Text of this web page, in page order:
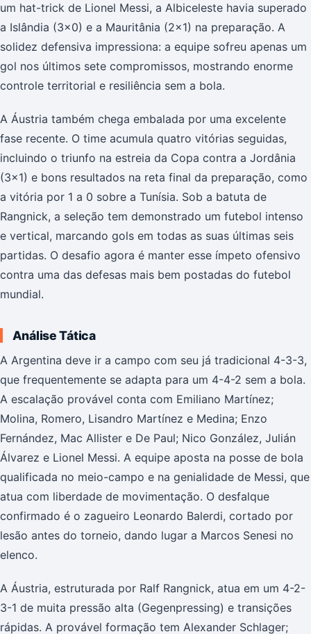
um hat-trick de Lionel Messi, a Albiceleste havia superado
a Islândia (3x0) e a Mauritânia (2x1) na preparação. A
solidez defensiva impressiona: a equipe sofreu apenas um
gol nos últimos sete compromissos, mostrando enorme
controle territorial e resiliência sem a bola.
A Áustria também chega embalada por uma excelente
fase recente. O time acumula quatro vitórias seguidas,
incluindo o triunfo na estreia da Copa contra a Jordânia
(3x1) e bons resultados na reta final da preparação, como
a vitória por 1 a 0 sobre a Tunísia. Sob a batuta de
Rangnick, a seleção tem demonstrado um futebol intenso
e vertical, marcando gols em todas as suas últimas seis
partidas. O desafio agora é manter esse ímpeto ofensivo
contra uma das defesas mais bem postadas do futebol
mundial.
Análise Tática
A Argentina deve ir a campo com seu já tradicional 4-3-3,
que frequentemente se adapta para um 4-4-2 sem a bola.
A escalação provável conta com Emiliano Martínez;
Molina, Romero, Lisandro Martínez e Medina; Enzo
Fernández, Mac Allister e De Paul; Nico González, Julián
Álvarez e Lionel Messi. A equipe aposta na posse de bola
qualificada no meio-campo e na genialidade de Messi, que
atua com liberdade de movimentação. O desfalque
confirmado é o zagueiro Leonardo Balerdi, cortado por
lesão antes do torneio, dando lugar a Marcos Senesi no
elenco.
A Áustria, estruturada por Ralf Rangnick, atua em um 4-2-
3-1 de muita pressão alta (Gegenpressing) e transições
rápidas. A provável formação tem Alexander Schlager;